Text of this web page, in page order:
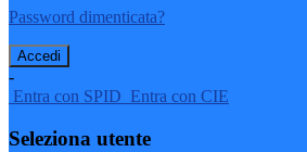
Password dimenticata?
-
Entra con SPID Entra con CIE
Seleziona utente